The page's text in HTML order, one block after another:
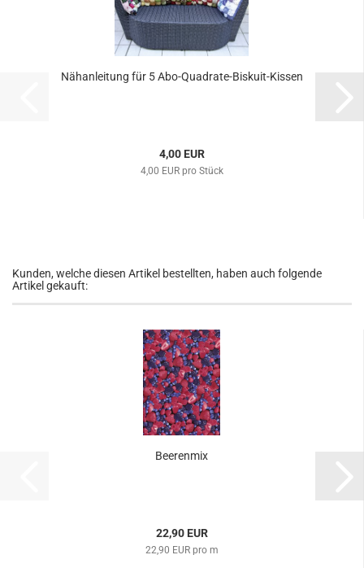
Nähanleitung für 5 Abo-Quadrate-Biskuit-Kissen
4,00 EUR
4,00 EUR pro Stück
Kunden, welche diesen Artikel bestellten, haben auch folgende
Artikel gekauft:
Beerenmix
22,90 EUR
22,90 EUR pro m